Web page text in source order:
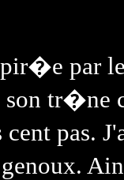
par
tr�ne
pas.